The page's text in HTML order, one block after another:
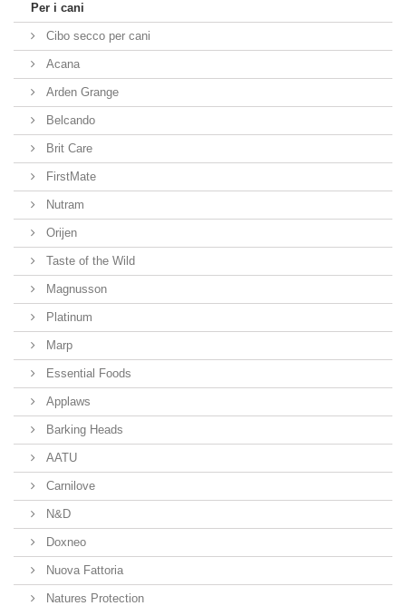
Per i cani
Cibo secco per cani
Acana
Arden Grange
Belcando
Brit Care
FirstMate
Nutram
Orijen
Taste of the Wild
Magnusson
Platinum
Marp
Essential Foods
Applaws
Barking Heads
AATU
Carnilove
N&D
Doxneo
Nuova Fattoria
Natures Protection